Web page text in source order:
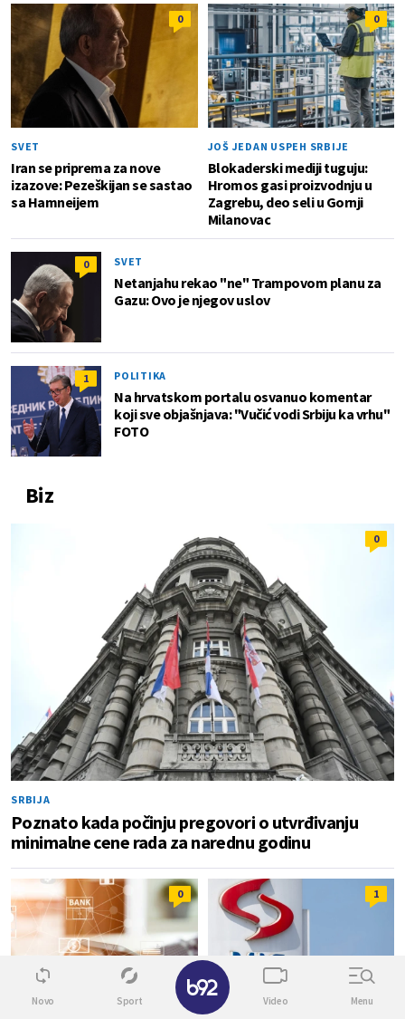
0
SVET
Iran se priprema za nove
izazove: Pezeškijan se sastao
sa Hamneijem
0
JOŠ JEDAN USPEH SRBIJE
Blokaderski mediji tuguju:
Hromos gasi proizvodnju u
Zagrebu, deo seli u Gornji
Milanovac
0 SVET
Netanjahu rekao "ne" Trampovom planu za
Gazu: Ovo je njegov uslov
1 POLITIKA
Na hrvatskom portalu osvanuo komentar
koji sve objašnjava: "Vučić vodi Srbiju ka vrhu"
FOTO
Biz
0
SRBIJA
Poznato kada počinju pregovori o utvrđivanju
minimalne cene rada za narednu godinu
0 1
Novo Sport Video Menu
✕